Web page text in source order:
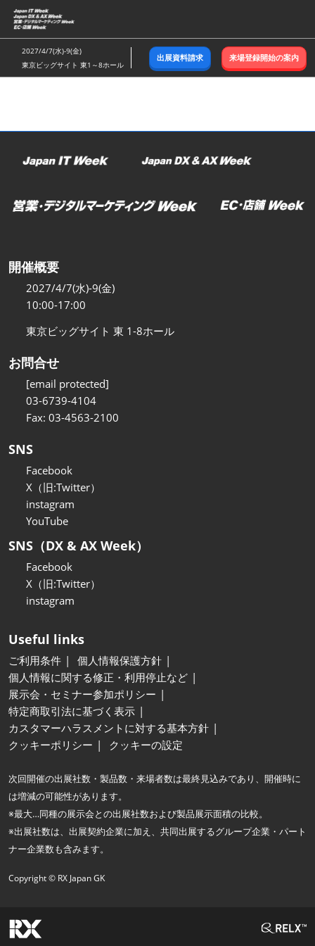
ス
キ
ッ
し
む
2027/4/7(水)-9(金)
東京ビッグサイト 東1～8ホール
出展資料請求 来場登録開始の案内
開催概要
2027/4/7(水)-9(金)
10:00-17:00
東京ビッグサイト 東 1-8ホール
お問合せ
[email protected]
03-6739-4104
Fax: 03-4563-2100
SNS
Facebook
X（旧:Twitter）
instagram
YouTube
SNS（DX & AX Week）
Facebook
X（旧:Twitter）
instagram
Useful links
ご利用条件
個人情報保護方針
個人情報に関する修正・利用停止など
展示会・セミナー参加ポリシー
特定商取引法に基づく表示
カスタマーハラスメントに対する基本方針
クッキーポリシー
クッキーの設定
次回開催の出展社数・製品数・来場者数は最終見込みであり、開催時に
は増減の可能性があります。
※最大…同種の展示会との出展社数および製品展示面積の比較。
※出展社数は、出展契約企業に加え、共同出展するグループ企業・パート
ナー企業数も含みます。
Copyright © RX Japan GK